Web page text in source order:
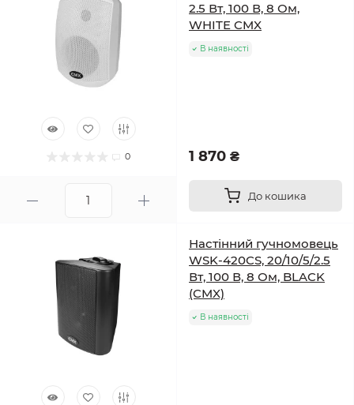
0
2.5 Вт, 100 В, 8 Ом,
WHITE CMX
В наявності
1 870 ₴
До кошика
Настінний гучномовець
WSK-420CS, 20/10/5/2.5
Вт, 100 В, 8 Ом, BLACK
(CMX)
В наявності